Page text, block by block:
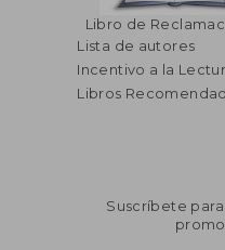
Libro de
Lista de autores
Incentivo a la
Libros
Suscríbete